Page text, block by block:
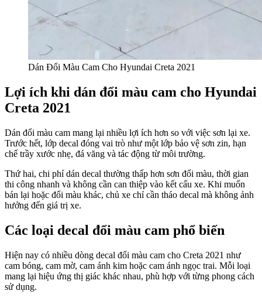
Dán Đổi Màu Cam Cho Hyundai Creta 2021
Lợi ích khi dán đổi màu cam cho Hyundai
Creta 2021
Dán đổi màu cam mang lại nhiều lợi ích hơn so với việc sơn lại xe.
Trước hết, lớp decal đóng vai trò như một lớp bảo vệ sơn zin, hạn
chế trầy xước nhẹ, đá văng và tác động từ môi trường.
Thứ hai, chi phí dán decal thường thấp hơn sơn đổi màu, thời gian
thi công nhanh và không cần can thiệp vào kết cấu xe. Khi muốn
bán lại hoặc đổi màu khác, chủ xe chỉ cần tháo decal mà không ảnh
hưởng đến giá trị xe.
Các loại decal đổi màu cam phổ biến
Hiện nay có nhiều dòng decal đổi màu cam cho Creta 2021 như
cam bóng, cam mờ, cam ánh kim hoặc cam ánh ngọc trai. Mỗi loại
mang lại hiệu ứng thị giác khác nhau, phù hợp với từng phong cách
sử dụng.